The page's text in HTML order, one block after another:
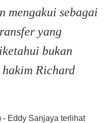
mengakui sebagai
yang
bukan
Richard
- Eddy Sanjaya terlihat